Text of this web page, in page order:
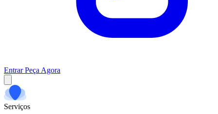
Entrar Peça Agora
Serviços